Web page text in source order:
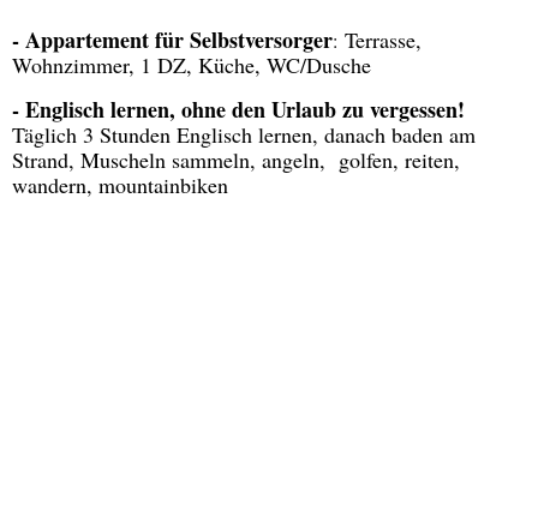
Unterkunft / FEWO
Erfahrungsbericht
Auswandern
Galerie
- Appartement für Selbstversorger: Terrasse,
Wohnzimmer, 1 DZ, Küche, WC/Dusche
- Englisch lernen, ohne den Urlaub zu vergessen!
Täglich 3 Stunden Englisch lernen, danach baden am
Strand, Muscheln sammeln, angeln, golfen, reiten,
wandern, mountainbiken